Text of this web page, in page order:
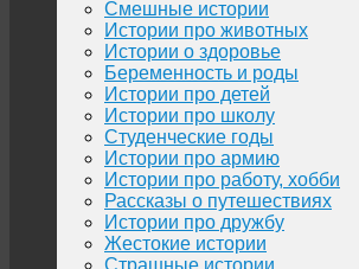
Смешные истории
Истории про животных
Истории о здоровье
Беременность и роды
Истории про детей
Истории про школу
Студенческие годы
Истории про армию
Истории про работу, хобби
Рассказы о путешествиях
Истории про дружбу
Жестокие истории
Страшные истории